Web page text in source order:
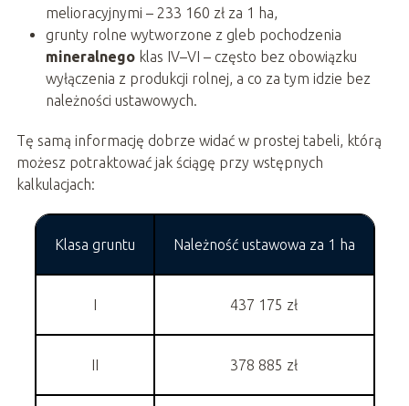
melioracyjnymi – 233 160 zł za 1 ha,
grunty rolne wytworzone z gleb pochodzenia
mineralnegoklas IV–VI – często bez obowiązku
wyłączenia z produkcji rolnej, a co za tym idzie bez
należności ustawowych.
Tę samą informację dobrze widać w prostej tabeli, którą
możesz potraktować jak ściągę przy wstępnych
kalkulacjach:
Klasa gruntu Należność ustawowa za 1 ha
I 437 175 zł
II 378 885 zł